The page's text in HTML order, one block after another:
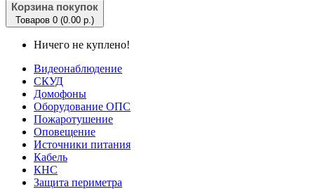
Корзина покупок
Товаров 0 (0.00 р.)
Ничего не куплено!
Видеонаблюдение
СКУД
Домофоны
Оборудование ОПС
Пожаротушение
Оповещение
Источники питания
Кабель
КНС
Защита периметра